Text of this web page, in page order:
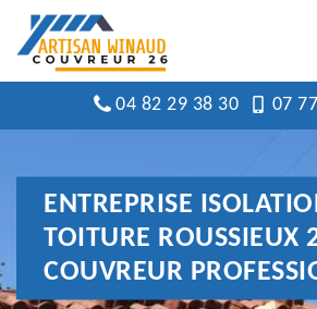
04 82 29 38 30 07
ENTREPRISE
TOITURE ROUSSIEUX
COUVREUR